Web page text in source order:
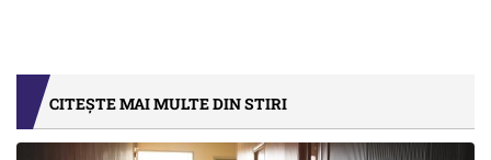
CITEȘTE MAI MULTE DIN STIRI